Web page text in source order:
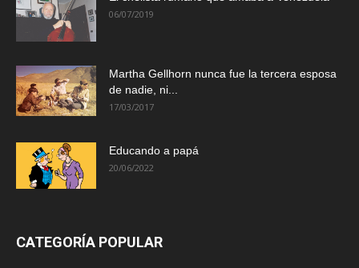
06/07/2019
Martha Gellhorn nunca fue la tercera esposa
de nadie, ni...
17/03/2017
Educando a papá
20/06/2022
CATEGORÍA POPULAR